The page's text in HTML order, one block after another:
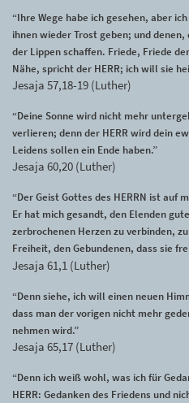
“Ihre Wege habe ich gesehen, aber
ihnen wieder Trost geben; und
der Lippen schaffen. Friede, Friede
Nähe, spricht der HERR; ich will sie
Jesaja 57,18-19 (Luther)
“Deine Sonne wird nicht mehr
verlieren; denn der HERR wird dein
Leidens sollen ein Ende haben.”
Jesaja 60,20 (Luther)
“Der Geist Gottes des HERRN ist auf
Er hat mich gesandt, den Elenden
zerbrochenen Herzen zu verbinden,
Freiheit, den Gebundenen, dass sie
Jesaja 61,1 (Luther)
“Denn siehe, ich will einen neuen
dass man der vorigen nicht mehr
nehmen wird.”
Jesaja 65,17 (Luther)
“Denn ich weiß wohl, was ich für
HERR: Gedanken des Friedens und